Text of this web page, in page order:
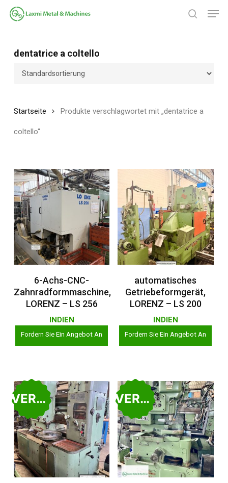
Zum
Hauptinhalt
dentatrice a coltello
Startseite Produkte verschlagwortet mit „dentatrice a
coltello“
Weiterlesen
6-Achs-CNC-
Zahnradformmaschine,
LORENZ – LS 256
INDIEN
Fordern Sie Ein Angebot An
Weiterlesen
automatisches
Getriebeformgerät,
LORENZ – LS 200
INDIEN
Fordern Sie Ein Angebot An
VERKAUFT VERKAUFT